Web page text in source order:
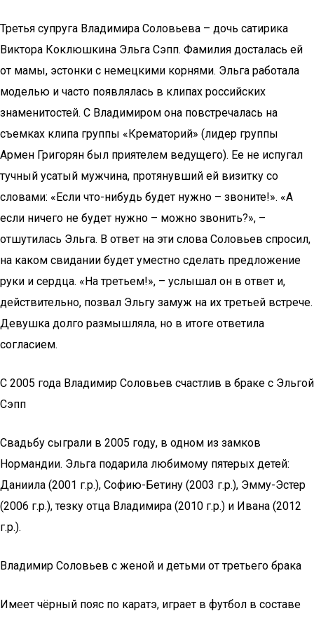
Третья супруга Владимира Соловьева – дочь сатирика
Виктора Коклюшкина Эльга Сэпп. Фамилия досталась ей
от мамы, эстонки с немецкими корнями. Эльга работала
моделью и часто появлялась в клипах российских
знаменитостей. С Владимиром она повстречалась на
съемках клипа группы «Крематорий» (лидер группы
Армен Григорян был приятелем ведущего). Ее не испугал
тучный усатый мужчина, протянувший ей визитку со
словами: «Если что-нибудь будет нужно – звоните!». «А
если ничего не будет нужно – можно звонить?», –
отшутилась Эльга. В ответ на эти слова Соловьев спросил,
на каком свидании будет уместно сделать предложение
руки и сердца. «На третьем!», – услышал он в ответ и,
действительно, позвал Эльгу замуж на их третьей встрече.
Девушка долго размышляла, но в итоге ответила
согласием.
С 2005 года Владимир Соловьев счастлив в браке с Эльгой
Сэпп
Свадьбу сыграли в 2005 году, в одном из замков
Нормандии. Эльга подарила любимому пятерых детей:
Даниила (2001 г.р.), Софию-Бетину (2003 г.р.), Эмму-Эстер
(2006 г.р.), тезку отца Владимира (2010 г.р.) и Ивана (2012
г.р.).
Владимир Соловьев с женой и детьми от третьего брака
Имеет чёрный пояс по каратэ, играет в футбол в составе